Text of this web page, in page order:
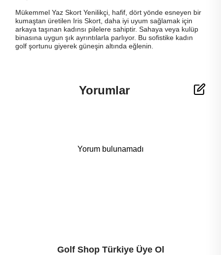
Mükemmel Yaz Skort Yenilikçi, hafif, dört yönde esneyen bir
kumaştan üretilen Iris Skort, daha iyi uyum sağlamak için
arkaya taşınan kadınsı pilelere sahiptir. Sahaya veya kulüp
binasına uygun şık ayrıntılarla parlıyor. Bu sofistike kadın
golf şortunu giyerek güneşin altında eğlenin.
Yorumlar
Yorum bulunamadı
Golf Shop Türkiye Üye Ol